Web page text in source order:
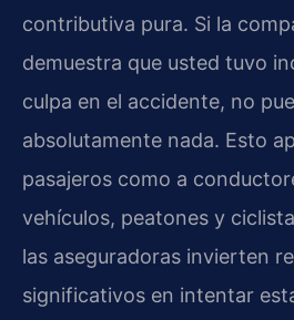
contributiva pura. Si la
demuestra que usted tuvo
culpa en el accidente, no
absolutamente nada. Esto
pasajeros como a
vehículos, peatones y
las aseguradoras invierten
significativos en intentar